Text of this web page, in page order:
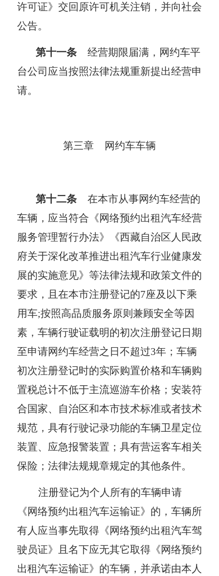
许可证》交回原许可机关注销，并向社会
公告。
第十一条 经营期限届满 ，网约车平
台公司应当按照法律法规重新提出经营申
请。
第三章 网约车车辆
第十二条
在本市从事网约车经营的
车辆，应当符合《网络预约出租汽车经营
服务管理暂行办法》《西藏自治区人民政
府关于深化改革推进出租汽车行业健康发
展的实施意见》等法律法规和政策文件的
要求，且在本市注册登记的7座及以下乘
用车;按照高品质服务原则兼顾安全等因
素，车辆行驶证载明的初次注册登记日期
至申请网约车经营之日不超过3年； 车辆
初次注册登记时的实际购置价格和车辆购
置税总计不低于主流巡游车价格；安装符
合国家、自治区和本市技术标准或者技术
规范，具有行驶记录功能的车辆卫星定位
装置、应急报警装置；具有营运客车相关
保险；法律法规规章规定的其他条件。
注册登记为个人所有的车辆申请
《网络预约出租汽车运输证》的，车辆所
有人应当事先取得《网络预约出租汽车驾
驶员证》且名下应无其它取得《网络预约
出租汽车运输证》的车辆，并承诺由本人